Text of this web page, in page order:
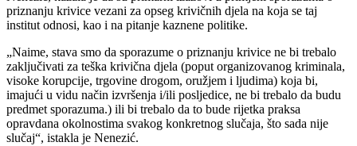
priznanju krivice vezani za opseg krivičnih djela na koja se taj
institut odnosi, kao i na pitanje kaznene politike.
„Naime, stava smo da sporazume o priznanju krivice ne bi trebalo
zaključivati za teška krivična djela (poput organizovanog kriminala,
visoke korupcije, trgovine drogom, oružjem i ljudima) koja bi,
imajući u vidu način izvršenja i/ili posljedice, ne bi trebalo da budu
predmet sporazuma.) ili bi trebalo da to bude rijetka praksa
opravdana okolnostima svakog konkretnog slučaja, što sada nije
slučaj“, istakla je Nenezić.